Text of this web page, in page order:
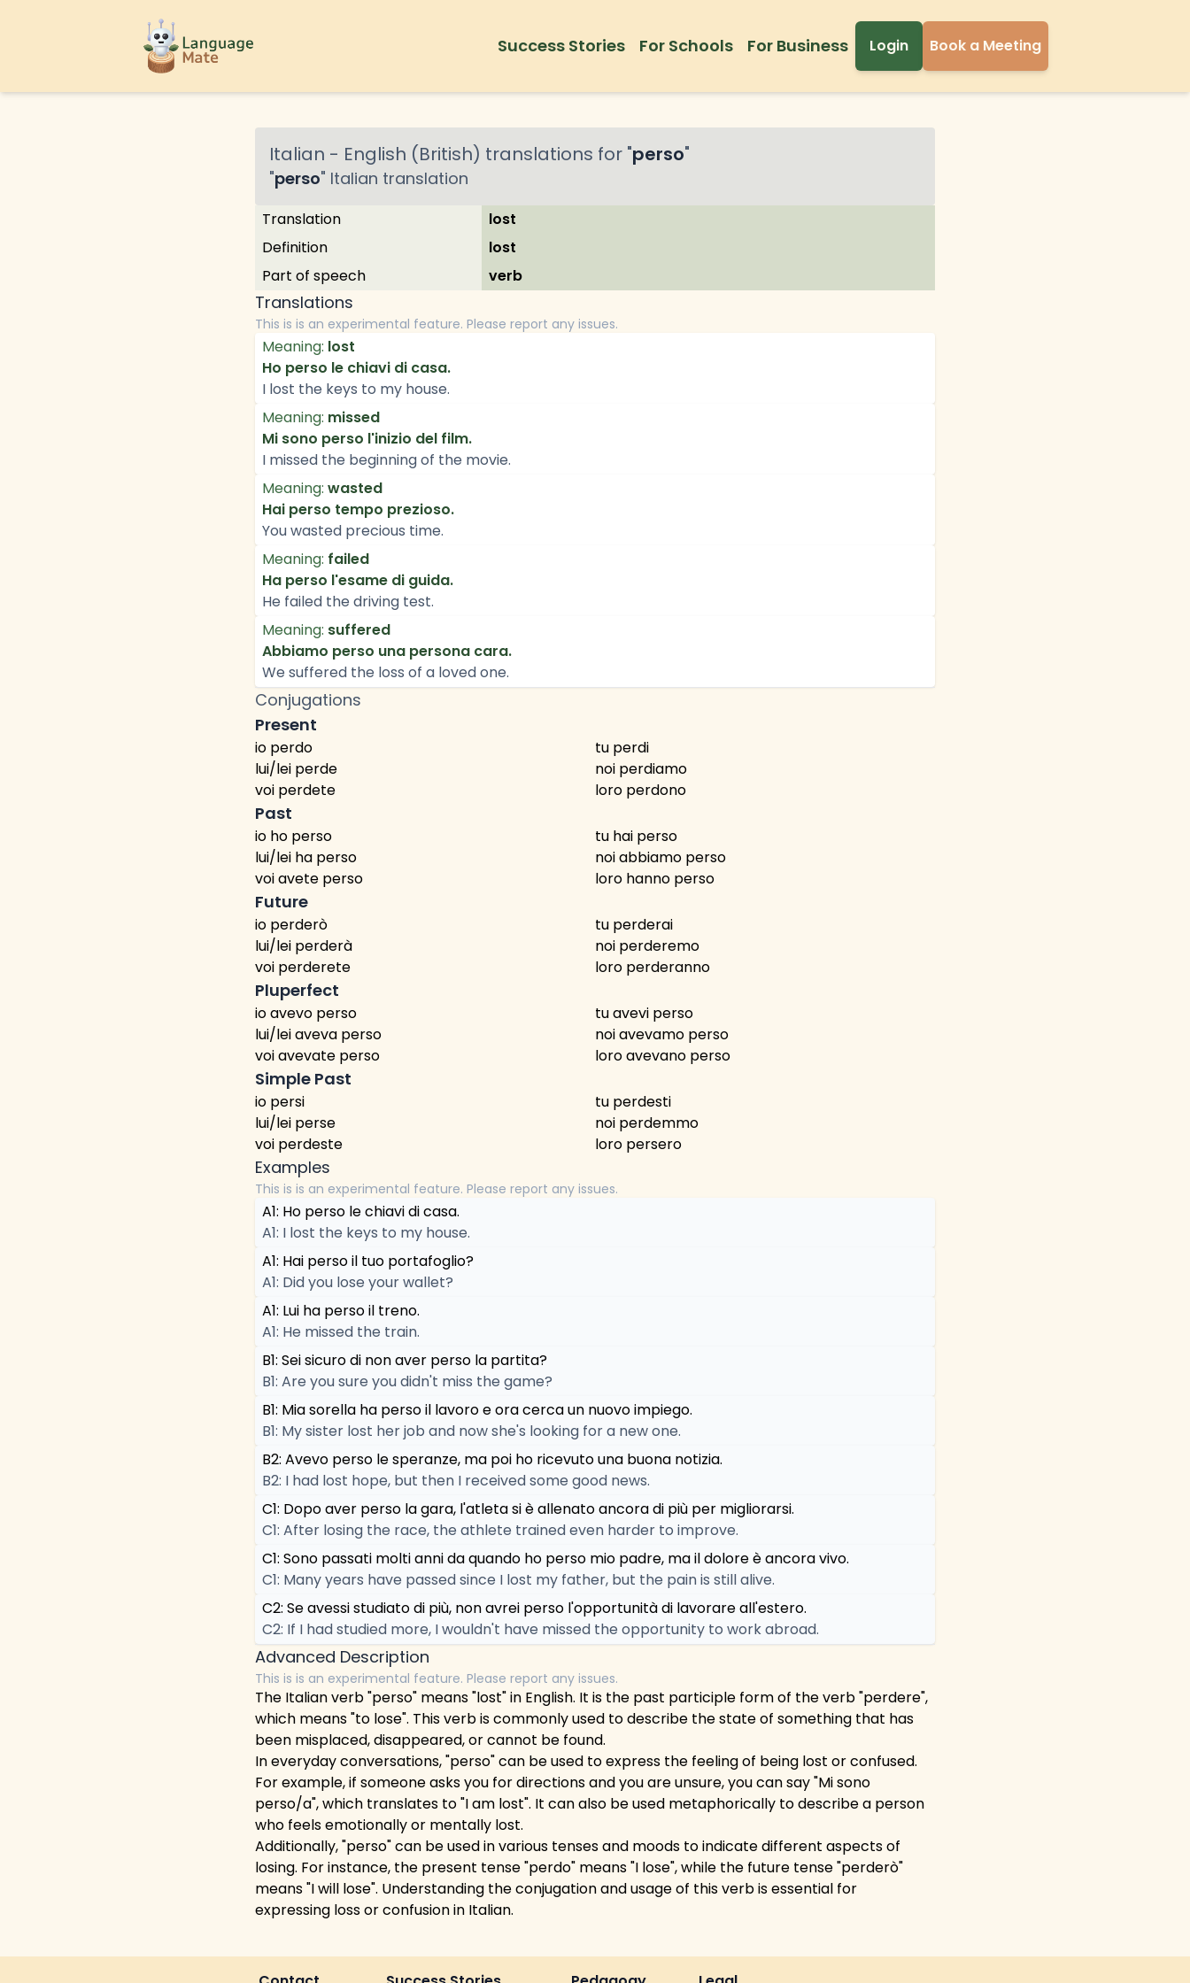
Success Stories For Schools For Business Login Book a Meeting
Italian - English (British) translations for "perso"
"perso" Italian translation
Translation
lost
Definition
lost
Part of speech
verb
Translations
This is is an experimental feature. Please report any issues.
Meaning: lost
Ho perso le chiavi di casa.
I lost the keys to my house.
Meaning: missed
Mi sono perso l'inizio del film.
I missed the beginning of the movie.
Meaning: wasted
Hai perso tempo prezioso.
You wasted precious time.
Meaning: failed
Ha perso l'esame di guida.
He failed the driving test.
Meaning: suffered
Abbiamo perso una persona cara.
We suffered the loss of a loved one.
Conjugations
Present
io perdo
tu perdi
lui/lei perde
noi perdiamo
voi perdete
loro perdono
Past
io ho perso
tu hai perso
lui/lei ha perso
noi abbiamo perso
voi avete perso
loro hanno perso
Future
io perderò
tu perderai
lui/lei perderà
noi perderemo
voi perderete
loro perderanno
Pluperfect
io avevo perso
tu avevi perso
lui/lei aveva perso
noi avevamo perso
voi avevate perso
loro avevano perso
Simple Past
io persi
tu perdesti
lui/lei perse
noi perdemmo
voi perdeste
loro persero
Examples
This is is an experimental feature. Please report any issues.
A1: Ho perso le chiavi di casa.
A1: I lost the keys to my house.
A1: Hai perso il tuo portafoglio?
A1: Did you lose your wallet?
A1: Lui ha perso il treno.
A1: He missed the train.
B1: Sei sicuro di non aver perso la partita?
B1: Are you sure you didn't miss the game?
B1: Mia sorella ha perso il lavoro e ora cerca un nuovo impiego.
B1: My sister lost her job and now she's looking for a new one.
B2: Avevo perso le speranze, ma poi ho ricevuto una buona notizia.
B2: I had lost hope, but then I received some good news.
C1: Dopo aver perso la gara, l'atleta si è allenato ancora di più per migliorarsi.
C1: After losing the race, the athlete trained even harder to improve.
C1: Sono passati molti anni da quando ho perso mio padre, ma il dolore è ancora vivo.
C1: Many years have passed since I lost my father, but the pain is still alive.
C2: Se avessi studiato di più, non avrei perso l'opportunità di lavorare all'estero.
C2: If I had studied more, I wouldn't have missed the opportunity to work abroad.
Advanced Description
This is is an experimental feature. Please report any issues.
The Italian verb "perso" means "lost" in English. It is the past participle form of the verb "perdere",
which means "to lose". This verb is commonly used to describe the state of something that has
been misplaced, disappeared, or cannot be found.
In everyday conversations, "perso" can be used to express the feeling of being lost or confused.
For example, if someone asks you for directions and you are unsure, you can say "Mi sono
perso/a", which translates to "I am lost". It can also be used metaphorically to describe a person
who feels emotionally or mentally lost.
Additionally, "perso" can be used in various tenses and moods to indicate different aspects of
losing. For instance, the present tense "perdo" means "I lose", while the future tense "perderò"
means "I will lose". Understanding the conjugation and usage of this verb is essential for
expressing loss or confusion in Italian.